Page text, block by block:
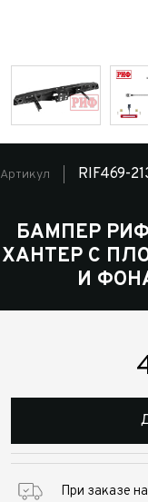
Артикул RIF469-
БАМПЕР
ХАНТЕР С
И
При заказе